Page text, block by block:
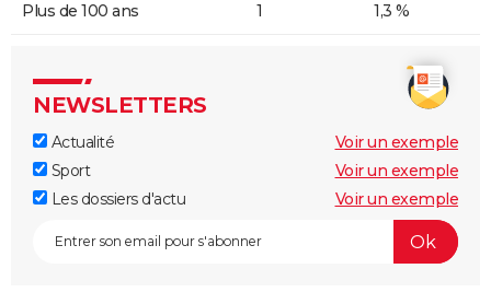
Plus de 100 ans 1 1,3 %
NEWSLETTERS
Actualité
Voir un exemple
Sport
Voir un exemple
Les dossiers d'actu
Voir un exemple